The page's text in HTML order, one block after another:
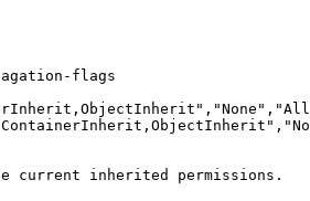
flags
current inherited permissions.